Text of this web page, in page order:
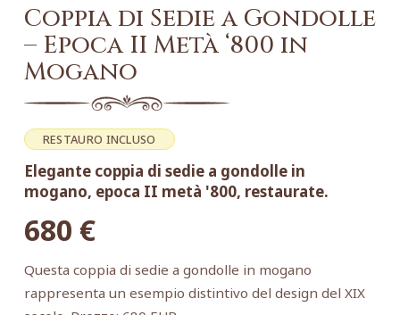
Coppia di Sedie a Gondolle
– Epoca II Metà ‘800 in
Mogano
RESTAURO INCLUSO
Elegante coppia di sedie a gondolle in
mogano, epoca II metà '800, restaurate.
680 €
Questa coppia di sedie a gondolle in mogano
rappresenta un esempio distintivo del design del XIX